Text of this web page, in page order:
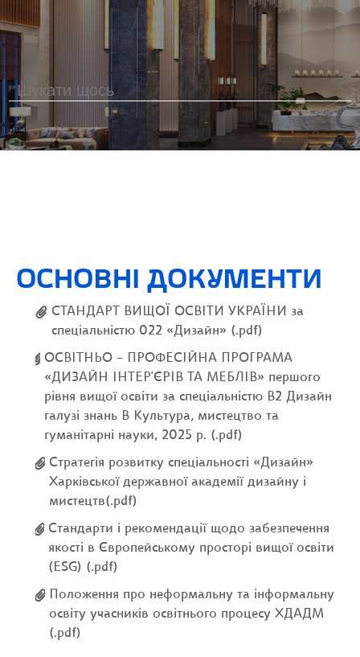
ОСНОВНІ ДОКУМЕНТИ
СТАНДАРТ ВИЩОЇ ОСВІТИ УКРАЇНИ за
спеціальністю 022 «Дизайн» (.pdf)
ОСВІТНЬО – ПРОФЕСІЙНА ПРОГРАМА
«ДИЗАЙН ІНТЕР'ЄРІВ ТА МЕБЛІВ» першого
рівня вищої освіти за спеціальністю В2 Дизайн
галузі знань В Культура, мистецтво та
гуманітарні науки, 2025 р. (.pdf)
Стратегія розвитку спеціальності «Дизайн»
Харківської державної академії дизайну і
мистецтв(.pdf)
Стандарти і рекомендації щодо забезпечення
якості в Європейському просторі вищої освіти
(ESG) (.pdf)
Положення про неформальну та інформальну
освіту учасників освітнього процесу ХДАДМ
(.pdf)